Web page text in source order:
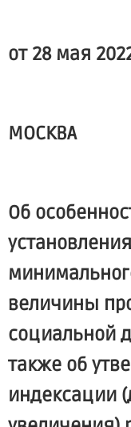
от 28 мая
МОСКВА
Об
величины
социальной
также об
индексации